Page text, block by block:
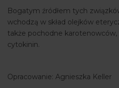
Bogatym źródłem tych
wchodzą w skład olejków
także pochodne karotenowców,
cytokinin.
Opracowanie: Agnieszka Keller